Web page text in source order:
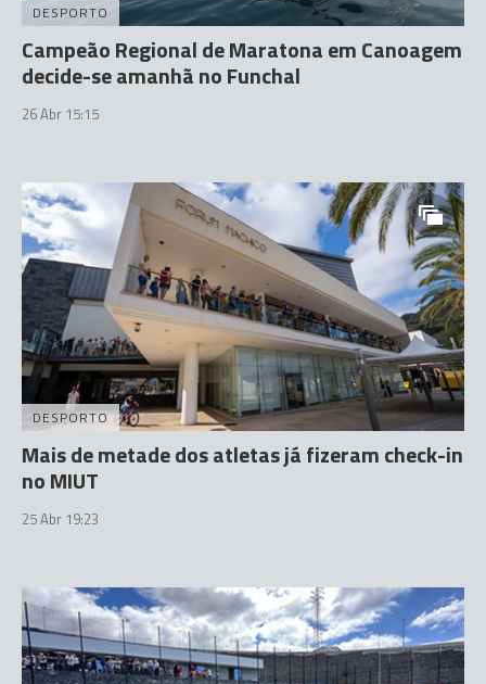
DESPORTO
Campeão Regional de Maratona em Canoagem
decide-se amanhã no Funchal
26 Abr 15:15
DESPORTO
Mais de metade dos atletas já fizeram check-in
no MIUT
25 Abr 19:23